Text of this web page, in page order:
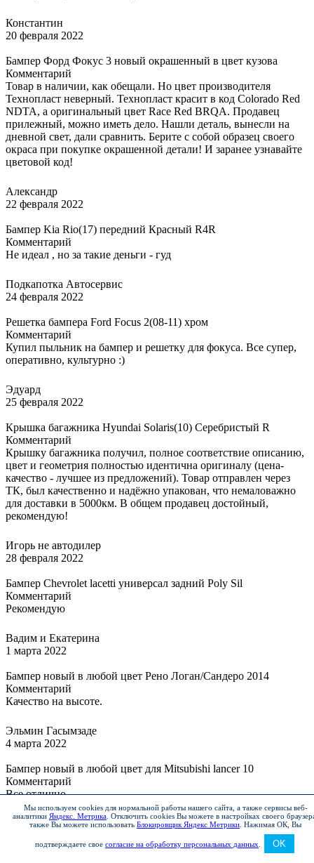
Константин
20 февраля 2022
Бампер Форд Фокус 3 новый окрашенный в цвет кузова
Комментарий
Товар в наличии, как обещали. Но цвет производителя
Технопласт неверный. Технопласт красит в код Colorado Red
NDTA, а оригинальный цвет Race Red BRQA. Продавец
прилежный, можно иметь дело. Нашли деталь, вынесли на
дневной свет, дали сравнить. Берите с собой образец своего
окраса при покупке окрашенной детали! И заранее узнавайте
цветовой код!
Александр
22 февраля 2022
Бампер Kia Rio(17) передний Красный R4R
Комментарий
Не идеал , но за такие деньги - гуд
Подкапотка Автосервис
24 февраля 2022
Решетка бампера Ford Focus 2(08-11) хром
Комментарий
Купил пыльник на бампер и решетку для фокуса. Все супер,
оперативно, культурно :)
Эдуард
25 февраля 2022
Крышка багажника Hyundai Solaris(10) Серебристый R
Комментарий
Крышку багажника получил, полное соответствие описанию,
цвет и геометрия полностью идентична оригиналу (цена-
качество - лучшее из предложений). Товар отправлен через
ТК, был качественно и надёжно упакован, что немаловажно
для доставки в 5000км. В общем продавец достойный,
рекомендую!
Игорь не автодилер
28 февраля 2022
Бампер Chevrolet lacetti универсал задний Poly Sil
Комментарий
Рекомендую
Вадим и Екатерина
1 марта 2022
Бампер новый в любой цвет Рено Логан/Сандеро 2014
Комментарий
Качество на высоте.
Эльмин Гасымзаде
4 марта 2022
Бампер новый в любой цвет для Mitsubishi lancer 10
Комментарий
Все отлично
Станислав
Мы используем cookies для нормальной работы нашего сайта, а также сервисы веб-
аналитики Яндекс. Метрика Отключить cookies Вы можете в настройках своего
также Вы можете использовать Блокировщик Яндекс Метрики Нажимая ОК, Вы
подтверждаете свое согласие на обработку персональных данных OK